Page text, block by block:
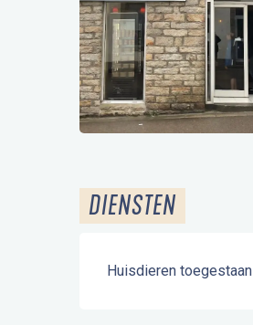
DIENSTEN
Huisdieren toegestaan